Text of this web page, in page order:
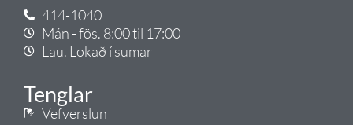
414-1040
Mán - fös. 8:00 til 17:00
Lau. Lokað í sumar
Tenglar
Vefverslun